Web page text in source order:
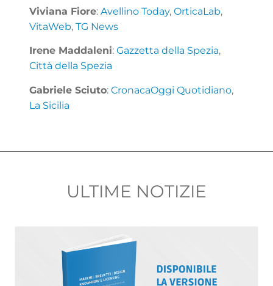
Viviana Fiore: Avellino Today, OrticaLab,
VitaWeb, TG News
Irene Maddaleni: Gazzetta della Spezia,
Città della Spezia
Gabriele Sciuto: CronacaOggi Quotidiano,
La Sicilia
ULTIME NOTIZIE